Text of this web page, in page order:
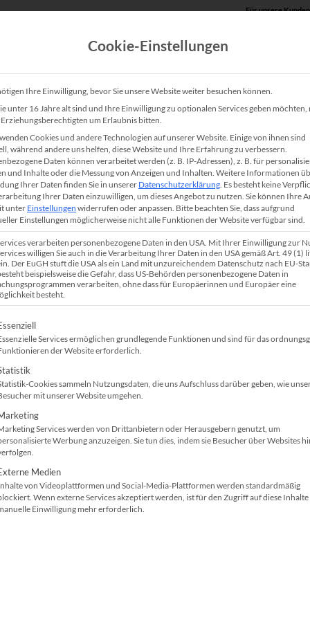
Für unsere
Produkte Unsere Lösungen
HP PageWide Managed
Der HP PageWide Managed Color MFP
energieeffizienterDIN A3 Kopierer/
Idealerweise wird der Farbdrucker in Teams oder
Arbeitsgruppen eingesetzt. Mit der integrierten
werden Ihre Geschäftsunterlagen bis zum DIN
professioneller Qualität einseitig (simplex) oder
papiersparend beidseitig (duplex) gedruckt. Die
bzw.
Schutz vor Hackerangriffen bzw. Hackern.
Technologie: Tinte
40 (Farbe) / 40 (SW)
Hi-Speed USB, Gigabit-LAN
Papierzuführungen
(Standard): 2
Scanner:
Kaum ein IT-Equipment ist so
Sie
Cookie-Einstellungen
Ihre Einwilligung, bevor Sie unsere Website weiter besuchen können.
unter 16 Jahre alt sind und Ihre Einwilligung zu optionalen Services geben möchten,
Erziehungsberechtigten um Erlaubnis bitten.
Cookies und andere Technologien auf unserer Website. Einige von ihnen sind
während andere uns helfen, diese Website und Ihre Erfahrung zu verbessern.
Daten können verarbeitet werden (z. B. IP-Adressen), z. B. für
und Inhalte oder die Messung von Anzeigen und Inhalten. Weitere Informationen
Ihrer Daten finden Sie in unserer Datenschutzerklärung. Es besteht keine
Ihrer Daten einzuwilligen, um dieses Angebot zu nutzen. Sie können Ihre
unter Einstellungen widerrufen oder anpassen. Bitte beachten Sie, dass aufgrund
Einstellungen möglicherweise nicht alle Funktionen der Website verfügbar sind.
verarbeiten personenbezogene Daten in den USA. Mit Ihrer Einwilligung zur
willigen Sie auch in die Verarbeitung Ihrer Daten in den USA gemäß Art. 49 (1)
Der EuGH stuft die USA als ein Land mit unzureichendem Datenschutz nach EU-
beispielsweise die Gefahr, dass US-Behörden personenbezogene Daten in
verarbeiten, ohne dass für Europäerinnen und Europäer eine
besteht.
eine Liste der Service-Gruppen, für die
Services ermöglichen grundlegende Funktionen und sind für das
der Website erforderlich.
Cookies sammeln Nutzungsdaten, die uns Aufschluss darüber geben, wie
mit unserer Website umgehen.
Services werden von Drittanbietern oder Herausgebern genutzt, um
Werbung anzuzeigen. Sie tun dies, indem sie Besucher über Websites
Medien
von Videoplattformen und Social-Media-Plattformen werden standardmäßig
Wenn externe Services akzeptiert werden, ist für den Zugriff auf diese Inhalte
Einwilligung mehr erforderlich.